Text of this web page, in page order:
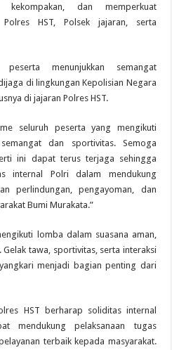
kekompakan, dan memperkuat
HST, Polsek jajaran, serta
menunjukkan semangat
di lingkungan Kepolisian Negara
di jajaran Polres HST.
seluruh peserta yang mengikuti
dan sportivitas. Semoga
ini dapat terus terjaga sehingga
internal Polri dalam mendukung
perlindungan, pengayoman, dan
Bumi Murakata.”
lomba dalam suasana aman,
tawa, sportivitas, serta interaksi
menjadi bagian penting dari
HST berharap soliditas internal
mendukung pelaksanaan tugas
terbaik kepada masyarakat.